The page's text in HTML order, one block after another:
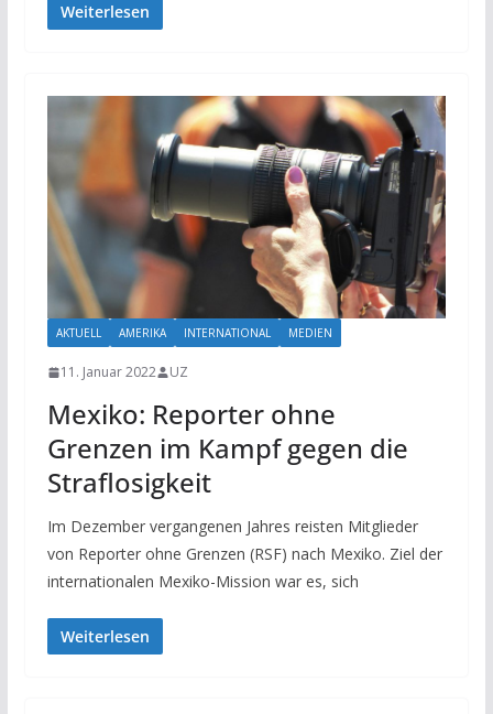
Weiterlesen
AKTUELL AMERIKA INTERNATIONAL MEDIEN
11. Januar 2022 UZ
Mexiko: Reporter ohne
Grenzen im Kampf gegen die
Straflosigkeit
Im Dezember vergangenen Jahres reisten Mitglieder
von Reporter ohne Grenzen (RSF) nach Mexiko. Ziel der
internationalen Mexiko-Mission war es, sich
Weiterlesen